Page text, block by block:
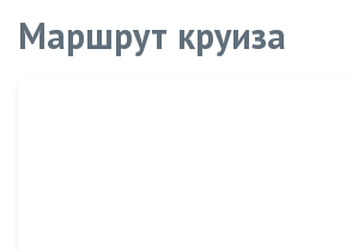
Маршрут круиза